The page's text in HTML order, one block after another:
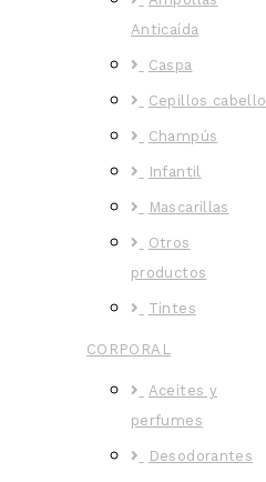
Anticaída
Caspa
Cepillos cabello
Champús
Infantil
Mascarillas
Otros
productos
Tintes
CORPORAL
Aceites y
perfumes
Desodorantes